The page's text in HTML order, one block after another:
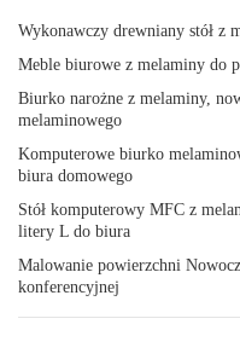
Wykonawczy drewniany stół z
Meble biurowe z melaminy do
Biurko narożne z melaminy,
melaminowego
Komputerowe biurko
biura domowego
Stół komputerowy MFC z
litery L do biura
Malowanie powierzchni
konferencyjnej